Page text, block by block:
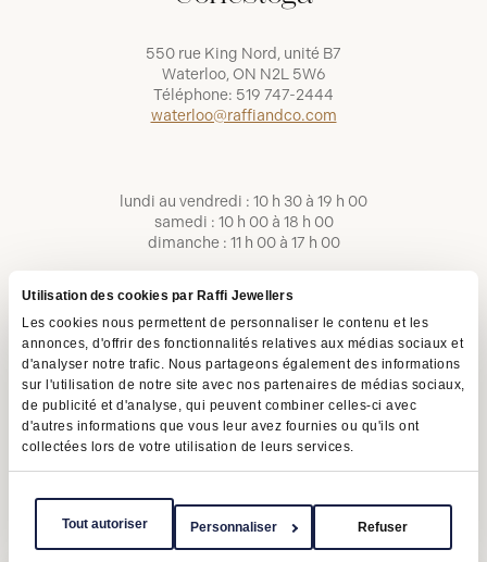
Utilisation des cookies par Raffi Jewellers
Les cookies nous permettent de personnaliser le contenu et les
annonces, d'offrir des fonctionnalités relatives aux médias sociaux et
d'analyser notre trafic. Nous partageons également des informations
sur l'utilisation de notre site avec nos partenaires de médias sociaux,
de publicité et d'analyse, qui peuvent combiner celles-ci avec
d'autres informations que vous leur avez fournies ou qu'ils ont
collectées lors de votre utilisation de leurs services.
Tout autoriser Personnaliser Refuser
550 rue King Nord, unité B7
Waterloo, ON N2L 5W6
Téléphone: 519 747-2444
waterloo@raffiandco.com
lundi au vendredi : 10 h 30 à 19 h 00
samedi : 10 h 00 à 18 h 00
dimanche : 11 h 00 à 17 h 00
Conditions d'utilisation Politique de confidentialité
LAPHO
Copyright © 2026 | Raffi Jewellers Inc., tous droits réservés.